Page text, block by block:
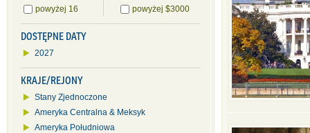
powyżej 16
powyżej $3000
DOSTĘPNE DATY
2027
KRAJE/REJONY
Stany Zjednoczone
Ameryka Centralna & Meksyk
Ameryka Południowa